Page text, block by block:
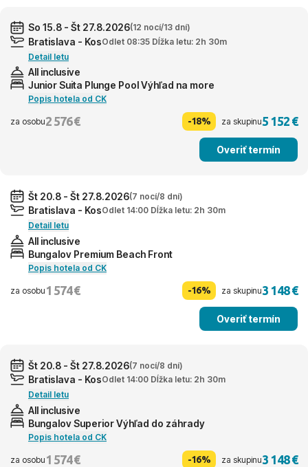
So 15.8 - Št 27.8.2026(12 nocí/13 dní)
Bratislava - KosOdlet 08:35 Dĺžka letu: 2h 30m
Detail letu
All inclusive
Junior Suita Plunge Pool Výhľad na more
Popis hotela od CK
za osobu2 576 € -18% za skupinu5 152 €
Overiť termín
Št 20.8 - Št 27.8.2026(7 nocí/8 dní)
Bratislava - KosOdlet 14:00 Dĺžka letu: 2h 30m
Detail letu
All inclusive
Bungalov Premium Beach Front
Popis hotela od CK
za osobu 1 574 € -16% za skupinu3 148 €
Overiť termín
Št 20.8 - Št 27.8.2026(7 nocí/8 dní)
Bratislava - KosOdlet 14:00 Dĺžka letu: 2h 30m
Detail letu
All inclusive
Bungalov Superior Výhľad do záhrady
Popis hotela od CK
za osobu 1 574 € -16% za skupinu3 148 €